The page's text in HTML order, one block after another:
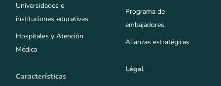
Universidades e
instituciones educativas
Hospitales y Atención
Médica
Características
Programa de
embajadores
Alianzas estratégicas
Légal